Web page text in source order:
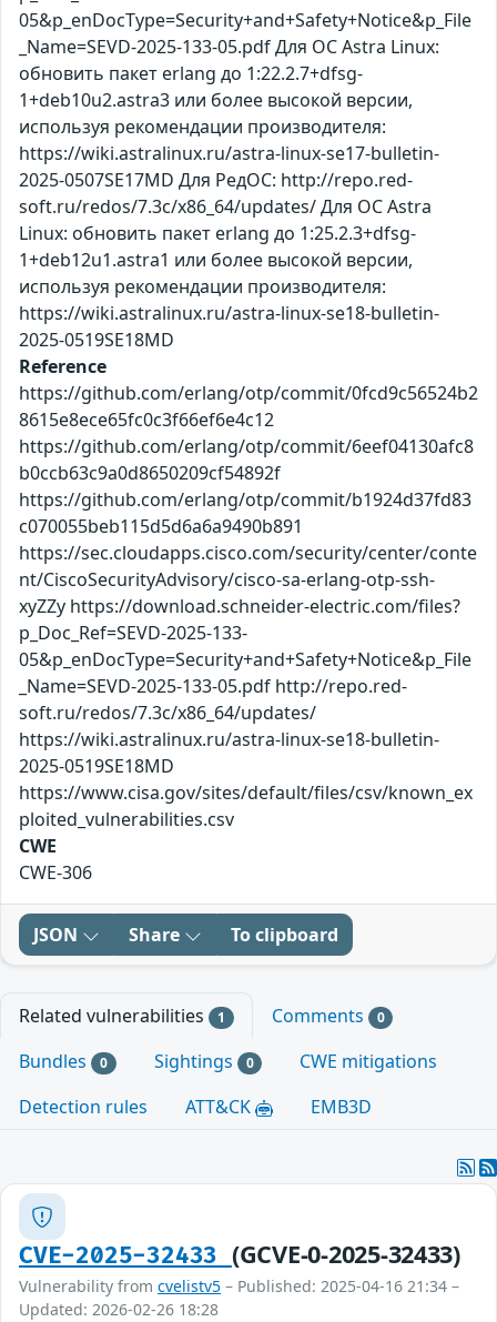
05&p_enDocType=Security+and+Safety+Notice&p_File
_Name=SEVD-2025-133-05.pdf Для ОС Astra Linux:
обновить пакет erlang до 1:22.2.7+dfsg-
1+deb10u2.astra3 или более высокой версии,
используя рекомендации производителя:
https://wiki.astralinux.ru/astra-linux-se17-bulletin-
2025-0507SE17MD Для РедОС: http://repo.red-
soft.ru/redos/7.3c/x86_64/updates/ Для ОС Astra
Linux: обновить пакет erlang до 1:25.2.3+dfsg-
1+deb12u1.astra1 или более высокой версии,
используя рекомендации производителя:
https://wiki.astralinux.ru/astra-linux-se18-bulletin-
2025-0519SE18MD
Reference
https://github.com/erlang/otp/commit/0fcd9c56524b2
8615e8ece65fc0c3f66ef6e4c12
https://github.com/erlang/otp/commit/6eef04130afc8
b0ccb63c9a0d8650209cf54892f
https://github.com/erlang/otp/commit/b1924d37fd83
c070055beb115d5d6a6a9490b891
https://sec.cloudapps.cisco.com/security/center/conte
nt/CiscoSecurityAdvisory/cisco-sa-erlang-otp-ssh-
xyZZy https://download.schneider-electric.com/files?
p_Doc_Ref=SEVD-2025-133-
05&p_enDocType=Security+and+Safety+Notice&p_File
_Name=SEVD-2025-133-05.pdf http://repo.red-
soft.ru/redos/7.3c/x86_64/updates/
https://wiki.astralinux.ru/astra-linux-se18-bulletin-
2025-0519SE18MD
https://www.cisa.gov/sites/default/files/csv/known_ex
ploited_vulnerabilities.csv
CWE
CWE-306
JSON Share To clipboard
Related vulnerabilities 1 Comments 0
Bundles 0 Sightings 0
CWE mitigations
Detection rules
ATT&CK EMB3D
CVE-2025-32433 (GCVE-0-2025-32433)
Vulnerability from cvelistv5 – Published: 2025-04-16 21:34 –
Updated: 2026-02-26 18:28